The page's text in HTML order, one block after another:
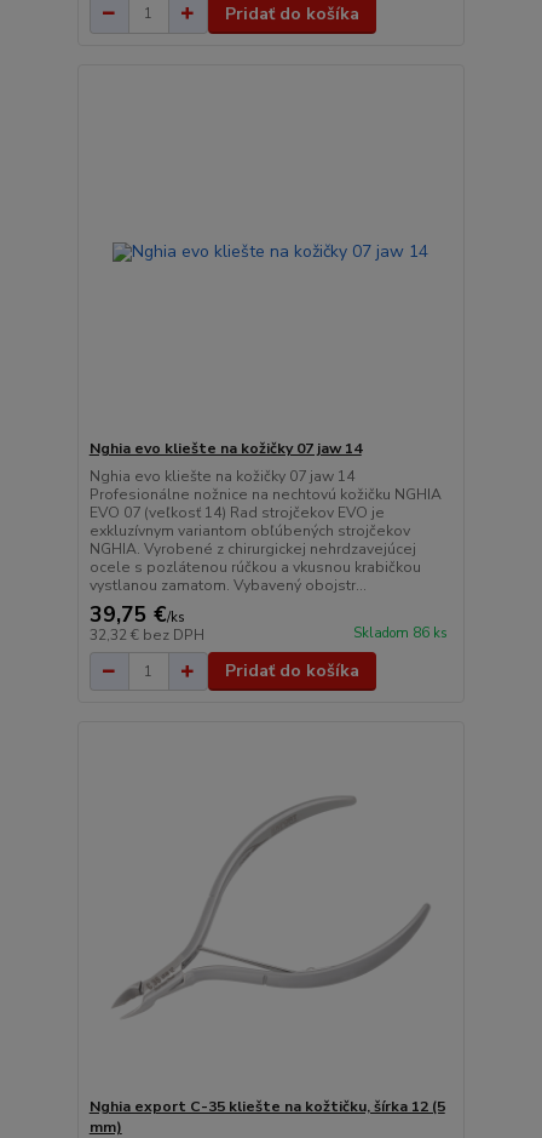
Pridať do košíka
Nghia evo kliešte na kožičky 07 jaw 14
Nghia evo kliešte na kožičky 07 jaw 14
Profesionálne nožnice na nechtovú kožičku NGHIA
EVO 07 (veľkosť 14) Rad strojčekov EVO je
exkluzívnym variantom obľúbených strojčekov
NGHIA. Vyrobené z chirurgickej nehrdzavejúcej
ocele s pozlátenou rúčkou a vkusnou krabičkou
vystlanou zamatom. Vybavený obojstr...
39,75 €/ks
32,32 € bez DPH Skladom 86 ks
Pridať do košíka
Nghia export C-35 kliešte na kožtičku, šírka 12 (5
mm)